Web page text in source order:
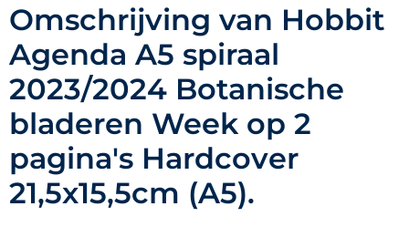
Omschrijving van Hobbit
Agenda A5 spiraal
2023/2024 Botanische
bladeren Week op 2
pagina's Hardcover
21,5x15,5cm (A5).